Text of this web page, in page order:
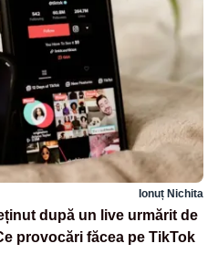
Ionuț Nichita
după un live urmărit de
provocări făcea pe TikTok